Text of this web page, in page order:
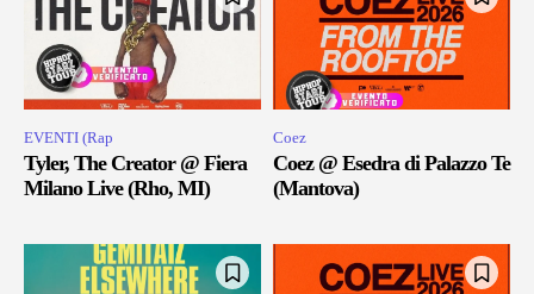
EVENTI (Rap
Tyler, The Creator @ Fiera
Milano Live (Rho, MI)
Coez
Coez @ Esedra di Palazzo Te
(Mantova)